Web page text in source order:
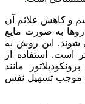
و کاهش علائم آن
به صورت مایع
‌شوند. این روش به
است. استفاده از
مانند
موجب تسهیل نفس